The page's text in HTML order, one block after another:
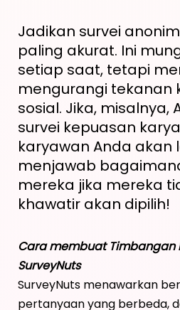
Jadikan survei
paling akurat. Ini
setiap saat, tetapi
mengurangi tekanan
sosial. Jika,
survei kepuasan
karyawan Anda akan
menjawab
mereka jika mereka
khawatir akan dipilih!
Cara membuat Timbangan
SurveyNuts
SurveyNuts menawarkan
pertanyaan yang berbeda,